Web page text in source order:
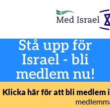
Stå upp för
Israel - bli
medlem nu!
Klicka här för att bli medlem